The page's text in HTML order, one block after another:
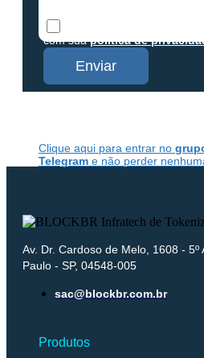
com suapolítica de
Enviar
Clique aqui para entrar no
Telegram e não perder
Av. Dr. Cardoso de Melo, 1608 -
Paulo - SP, 04548-005
sac@blockbr.com.br
Produtos